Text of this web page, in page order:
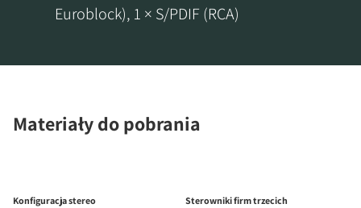
Euroblock), 1 × S/PDIF (RCA)
Materiały do pobrania
Konfiguracja stereo
Sterowniki firm trzecich